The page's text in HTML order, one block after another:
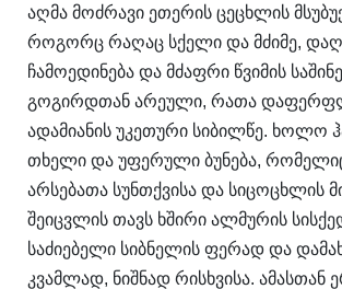
აღმა მოძრავი ეთერის ცეცხლის
როგორც რაღაც სქელი და მძიმე,
ჩამოედინება და მძაფრი წვიმის
გოგირდთან არეული, რათა
ადამიანის უკეთური სიბილწე. ხოლო
თხელი და უფერული ბუნება,
არსებათა სუნთქვისა და სიცოცხლის
შეიცვლის თავს ხშირი ალმურის
საძიებელი სიბნელის ფერად და
კვამლად, ნიშნად რისხვისა. ამასთან